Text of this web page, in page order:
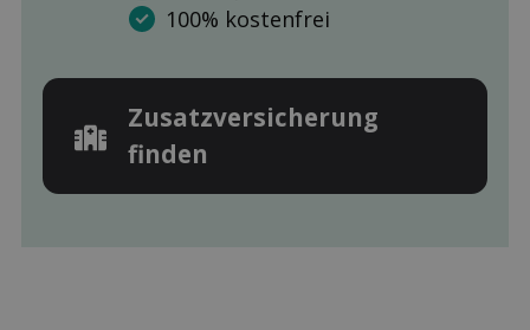
100% kostenfrei
Zusatz­versicherung
finden